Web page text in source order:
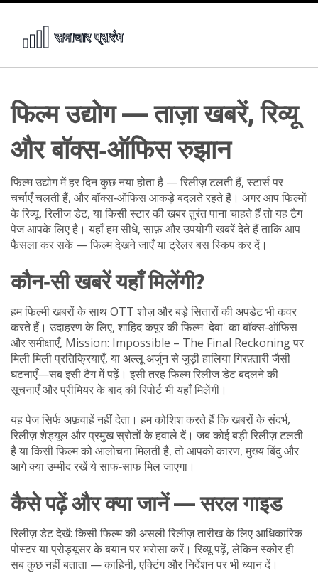
फिल्म उद्योग — ताज़ा खबरें, रिव्यू
और बॉक्स‑ऑफिस रुझान
फिल्म उद्योग में हर दिन कुछ नया होता है — रिलीज़ टलती हैं, स्टार्स पर
चर्चाएँ चलती हैं, और बॉक्स‑ऑफिस आकड़े बदलते रहते हैं। अगर आप फिल्मों
के रिव्यू, रिलीज डेट, या किसी स्टार की खबर तुरंत पाना चाहते हैं तो यह टैग
पेज आपके लिए है। यहाँ हम सीधे, साफ़ और उपयोगी खबरें देते हैं ताकि आप
फैसला कर सकें — फिल्म देखने जाएँ या ट्रेलर बस स्किप कर दें।
कौन‑सी खबरें यहाँ मिलेंगी?
हम फिल्मी खबरों के साथ OTT शोज़ और बड़े सितारों की अपडेट भी कवर
करते हैं। उदाहरण के लिए, शाहिद कपूर की फिल्म 'देवा' का बॉक्स‑ऑफिस
और समीक्षाएँ, Mission: Impossible – The Final Reckoning पर
मिली मिली प्रतिक्रियाएँ, या अल्लू अर्जुन से जुड़ी हालिया गिरफ़्तारी जैसी
घटनाएँ—सब इसी टैग में पढ़ें। इसी तरह फिल्म रिलीज डेट बदलने की
सूचनाएँ और प्रीमियर के बाद की रिपोर्ट भी यहाँ मिलेंगी।
यह पेज सिर्फ अफ़वाहें नहीं देता। हम कोशिश करते हैं कि खबरों के संदर्भ,
रिलीज़ शेड्यूल और प्रमुख स्रोतों के हवाले दें। जब कोई बड़ी रिलीज़ टलती
है या किसी फिल्म को आलोचना मिलती है, तो आपको कारण, मुख्य बिंदु और
आगे क्या उम्मीद रखें ये साफ‑साफ मिल जाएगा।
कैसे पढ़ें और क्या जानें — सरल गाइड
रिलीज़ डेट देखें: किसी फिल्म की असली रिलीज़ तारीख के लिए आधिकारिक
पोस्टर या प्रोड्यूसर के बयान पर भरोसा करें। रिव्यू पढ़ें, लेकिन स्कोर ही
सब कुछ नहीं बताता — काहिनी, एक्टिंग और निर्देशन पर भी ध्यान दें।